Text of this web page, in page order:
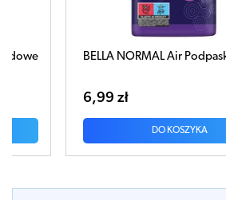
NORMAL Air Podpaski x 20 szt.